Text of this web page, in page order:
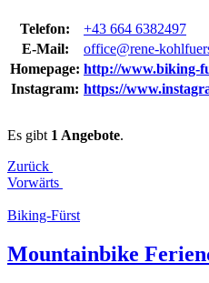
Telefon:
+43 664 6382497
E‑Mail:
office@rene-
Homepage: http://www.biking-
Instagram: https://
Es gibt 1 Angebote.
Zurück
Vorwärts
Biking-Fürst
Moun­tain­bike